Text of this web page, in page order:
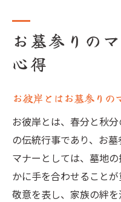
お墓参りの
心得
お彼岸とはお墓参りの
お彼岸とは、春分と秋
の伝統行事であり、お墓
マナーとしては、墓地
かに手を合わせること
敬意を表し、家族の絆を